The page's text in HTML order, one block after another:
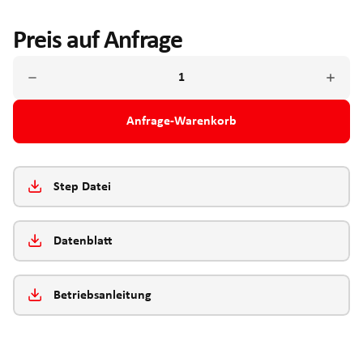
Preis auf Anfrage
Anfrage-Warenkorb
Step Datei
Datenblatt
Betriebsanleitung